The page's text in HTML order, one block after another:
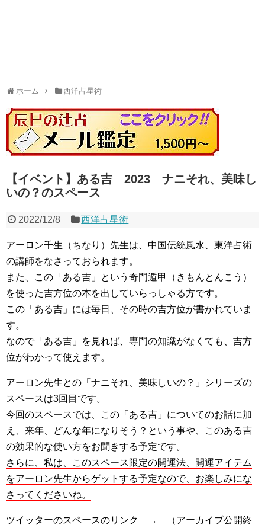
ホーム 西洋占星術
【イベント】ある吉 2023 ナニそれ、美味し
いの？のスペース
2022/12/8 西洋占星術
アーロン千生（ちなり）先生は、中国伝統風水、東洋占術
の講師をなさっておられます。
また、この「ある吉」という奇門遁甲（きもんとんこう）
を使った吉方位の本を出していらっしゃる方です。
この「ある吉」には毎日、その時の吉方位が書かれていま
す。
なので「ある吉」を見れば、専門の知識がなくても、吉方
位がわかって使えます。
アーロン先生との「ナニそれ、美味しいの？」シリーズの
スペースは3回目です。
今回のスペースでは、この「ある吉」についてのお話に加
え、来年、どんな年になりそう？という事や、このある吉
の効果的な使い方をお聞きする予定です。
さらに、私は、このスペース限定の開運法、開運アイテム
をアーロン先生からゲットする予定なので、お楽しみにな
さってくださいね。
ツイッターのスペースのリンク → （アーカイブ公開終